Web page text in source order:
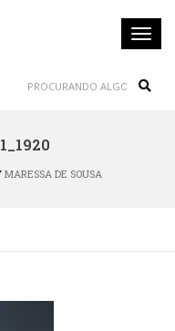
MARESSA DE SOUSA